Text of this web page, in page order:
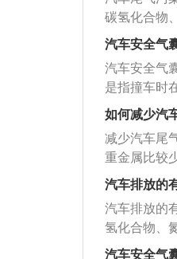
器用以判断
号。气体发
动作，点燃
充气，使气
率，头部受
秒，可以以
的身体在背
出气囊保护
速度可以高
的速度保障
有害气体的
了有害气体
由于汽车排
碳，二氧化
坏臭氧层，
身体健康，
后，呼吸系
球的生态和
气体多，经
象，这样会
碳氢化合物
烟尘微粒（
物、黑烟及
具体介绍如
每天排出一
物
g；美国洛
的污染物已
车尾气最主
雾。汽车尾
合物在阳光
臭氧，它和
汽车安全气
汽车安全气
是指撞车时
气囊膨胀保
是：1、安
气囊及电子
座椅安全带
提供有效的
注意事项是
的距离；2
如何减少汽
减少汽车尾
重金属比较
期更换机油
热，减少汽
或者加速的
速；5、购
6、尽量减少
汽车排放的
汽车排放的
氢化合物、
不仅对环境
汽车安全气